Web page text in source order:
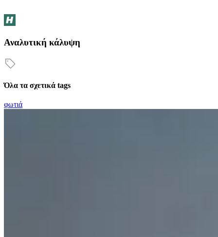
Αναλυτική κάλυψη
Όλα τα σχετικά tags
φωτιά